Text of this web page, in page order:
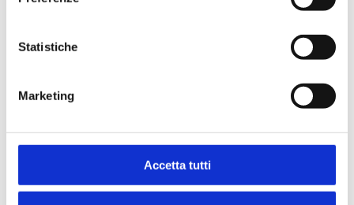
Statistiche
Marketing
Accetta tutti